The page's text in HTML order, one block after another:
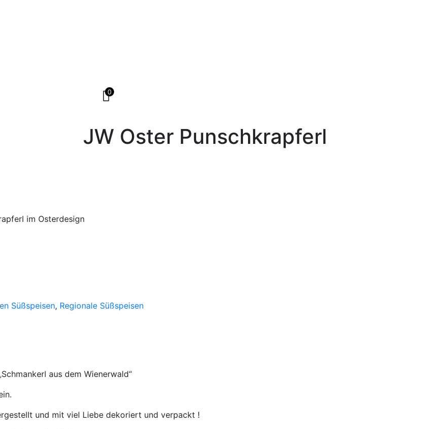
0
JW Oster Punschkrapferl
im Osterdesign
Süßspeisen, Regionale Süßspeisen
aus dem Wienerwald“
und mit viel Liebe dekoriert und verpackt !